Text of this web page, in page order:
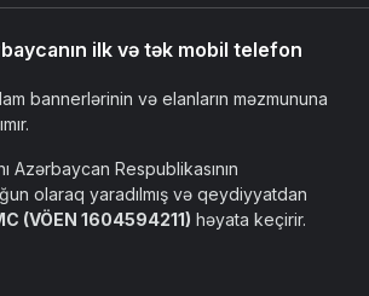
ilk və tək mobil telefon
bannerlərinin və elanların məzmununa
Azərbaycan Respublikasının
olaraq yaradılmış və qeydiyyatdan
(VÖEN 1604594211) həyata keçirir.